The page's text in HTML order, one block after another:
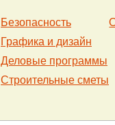
Безопасность
Графика и дизайн
Деловые программы
Строительные сметы